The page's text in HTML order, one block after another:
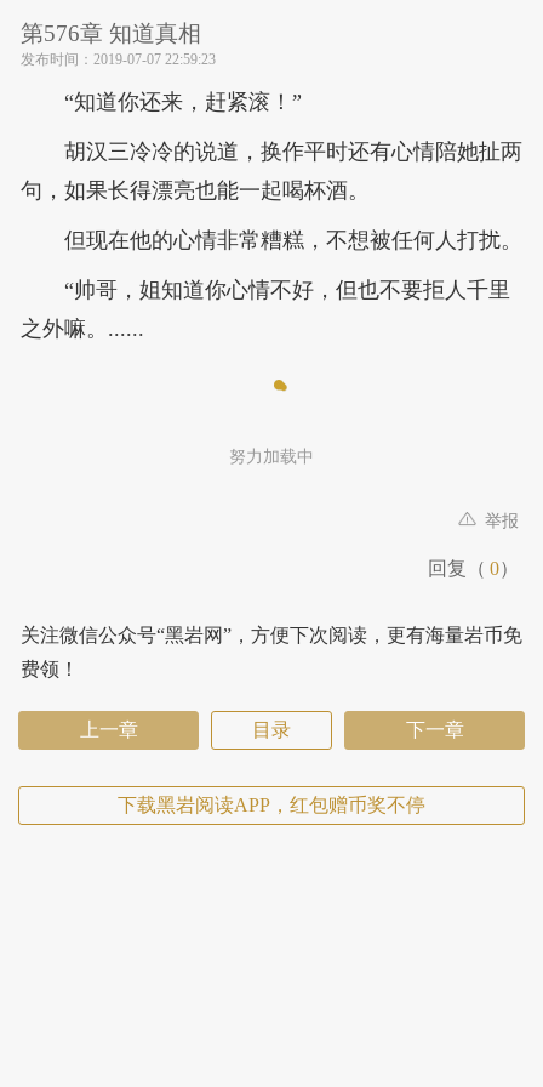
第576章 知道真相
发布时间： 2019-07-07 22:59:23
“知道你还来，赶紧滚！”
胡汉三冷冷的说道，换作平时还有心情陪她扯两
句，如果长得漂亮也能一起喝杯酒。
但现在他的心情非常糟糕，不想被任何人打扰。
“帅哥，姐知道你心情不好，但也不要拒人千里
之外嘛。......
努力加载中
举报
回复（ 0）
关注微信公众号“黑岩网”，方便下次阅读，更有海量岩币免
费领！
上一章 目录 下一章
下载黑岩阅读APP，红包赠币奖不停